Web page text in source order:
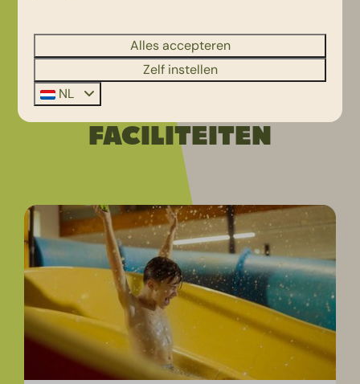
UITGELICHTE
FACILITEITEN
Alles accepteren
Zelf instellen
NL